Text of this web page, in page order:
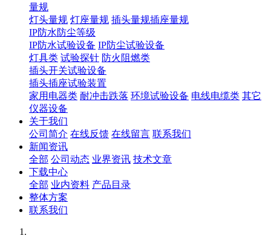
量规
灯头量规 灯座量规 插头量规插座量规
IP防水防尘等级
IP防水试验设备 IP防尘试验设备
灯具类 试验探针 防火阻燃类
插头开关试验设备
插头插座试验装置
家用电器类 耐冲击跌落 环境试验设备 电线电缆类 其它
仪器设备
关于我们
公司简介 在线反馈 在线留言 联系我们
新闻资讯
全部 公司动态 业界资讯 技术文章
下载中心
全部 业内资料 产品目录
整体方案
联系我们